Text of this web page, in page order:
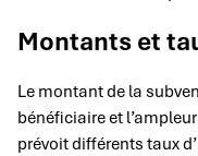
Montants et
Le montant de la
bénéficiaire et
prévoit différents taux